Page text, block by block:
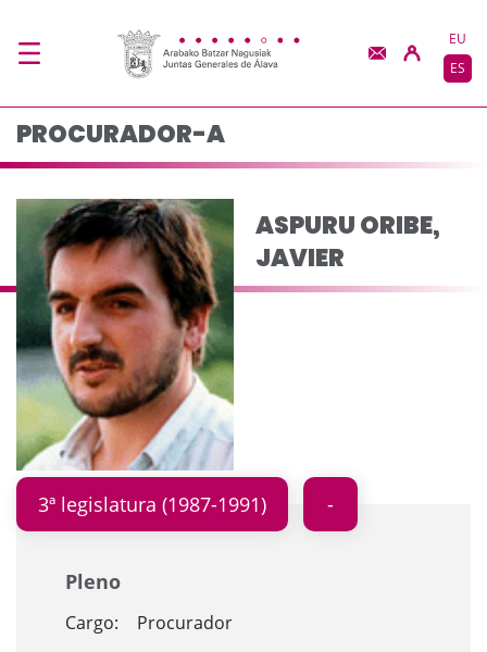
ASPURU ORIBE,
EU
ES
PROCURADOR-A
ASPURU ORIBE,
JAVIER
3ª legislatura (1987-1991)
Pleno
Cargo:
Procurador